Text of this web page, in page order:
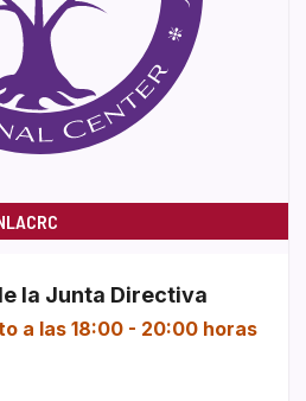
la Junta Directiva
a las 18:00 - 20:00 horas